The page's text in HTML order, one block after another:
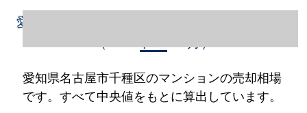
愛知県名古屋市千種区のマンション売却情報
愛知県名古屋市千種区のマンションの売却相場
です。すべて中央値をもとに算出しています。